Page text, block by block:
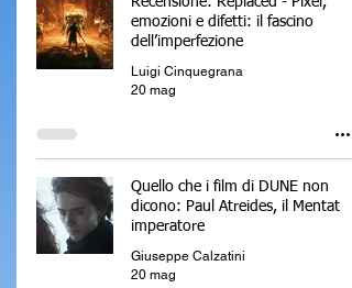
emozioni e difetti: il fascino
dell’imperfezione
Luigi Cinquegrana
20 mag
Quello che i film di DUNE non
dicono: Paul Atreides, il Mentat
imperatore
Giuseppe Calzatini
20 mag